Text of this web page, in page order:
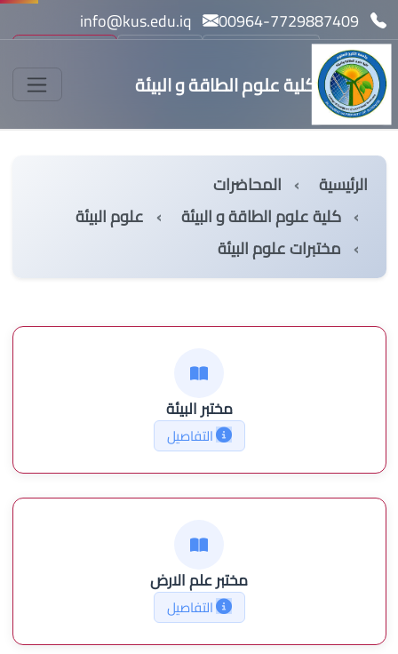
info@kus.edu.iq
بحث
كلية علوم الطاقة و البيئة
الرئيسية
المحاضرات
كلية علوم الطاقة و البيئة
علوم البيئة
مختبرات علوم البيئة
مختبر البيئة
التفاصيل
مختبر علم الارض
التفاصيل